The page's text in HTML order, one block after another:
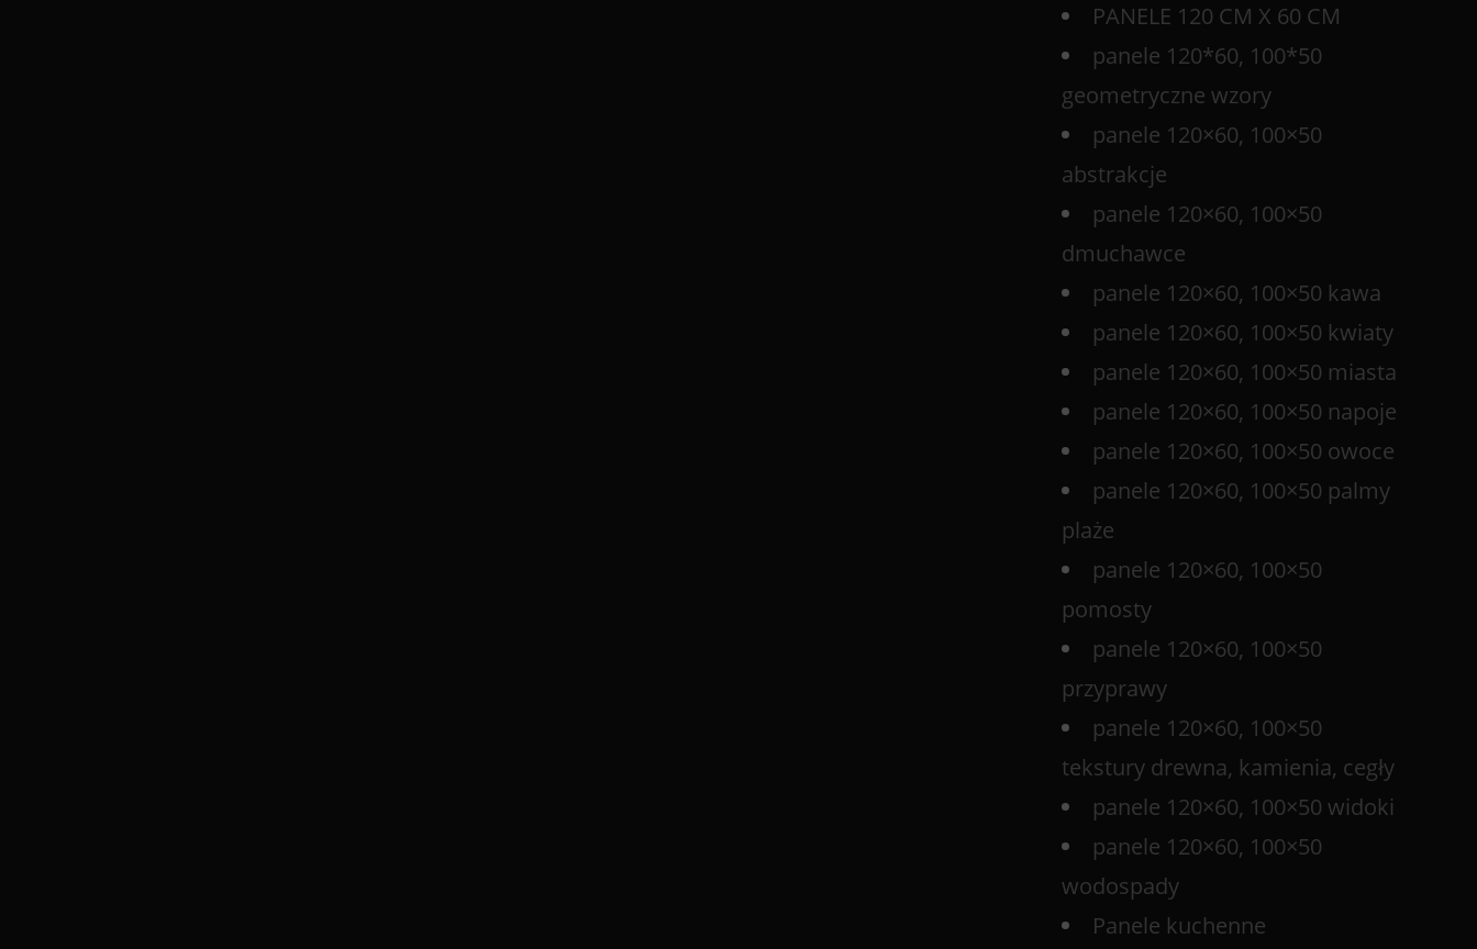
PANELE 120 CM X 60 CM
panele 120*60, 100*50
geometryczne wzory
panele 120×60, 100×50
abstrakcje
panele 120×60, 100×50
dmuchawce
panele 120×60, 100×50 kawa
panele 120×60, 100×50 kwiaty
panele 120×60, 100×50 miasta
panele 120×60, 100×50 napoje
panele 120×60, 100×50 owoce
panele 120×60, 100×50 palmy
plaże
panele 120×60, 100×50
pomosty
panele 120×60, 100×50
przyprawy
panele 120×60, 100×50
tekstury drewna, kamienia, cegły
panele 120×60, 100×50 widoki
panele 120×60, 100×50
wodospady
Panele kuchenne